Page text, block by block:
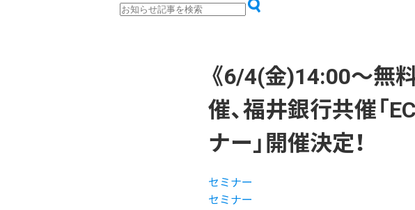
複数店舗との連携
《6/4(金)14:00～無
催、福井銀行共催「
ナー」開催決定！
セミナー
セミナー